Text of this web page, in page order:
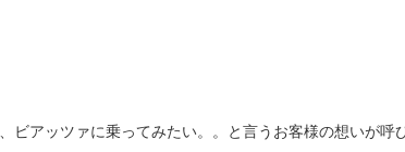
ビアッツァに乗ってみたい。。と言うお客様の想いが呼